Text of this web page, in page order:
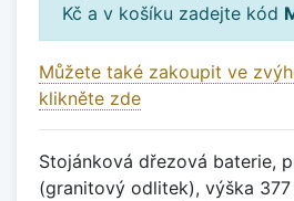
Kč a v košíku zadejte kód
Můžete také zakoupit ve
klikněte zde
Stojánková dřezová baterie,
(granitový odlitek), výška